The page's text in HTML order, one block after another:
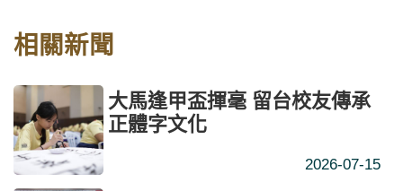
相關新聞
大馬逢甲盃揮毫 留台校友傳承
正體字文化
2026-07-15